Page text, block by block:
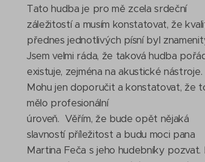
Tato hudba je pro mě zcela srdeční
záležitostí a musím konstatovat, že
přednes jednotlivých písní byl
Jsem velmi ráda, že taková hudba
existuje, zejména na akustické nástroje.
Mohu jen doporučit a konstatovat, že
mělo profesionální
úroveň. Věřím, že bude opět nějaká
slavností příležitost a budu moci pana
Martina Feča s jeho hudebníky pozvat.